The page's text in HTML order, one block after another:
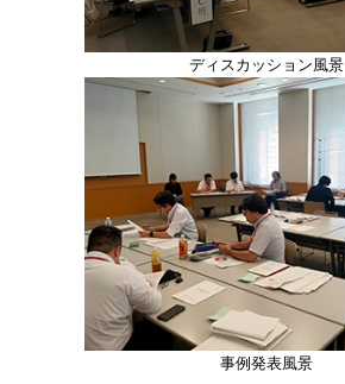
ディスカッション風景
事例発表風景